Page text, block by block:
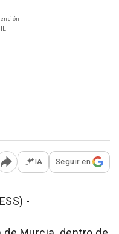
Abrir opciones para
IA Seguir en
-